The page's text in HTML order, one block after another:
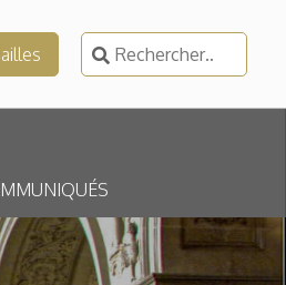
Rechercher :